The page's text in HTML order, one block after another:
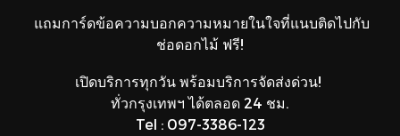
แถมการ์ดข้อความบอกความหมายในใจที่แนบติดไปกับ
ช่อดอกไม้ ฟรี!
เปิดบริการทุกวัน พร้อมบริการจัดส่งด่วน!
ทั่วกรุงเทพฯ ได้ตลอด 24 ชม.
Tel : 097-3386-123